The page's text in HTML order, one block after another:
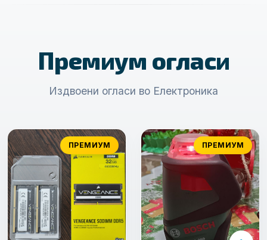
Премиум огласи
Издвоени огласи во Електроника
ПРЕМИУМ ПРЕМИУМ